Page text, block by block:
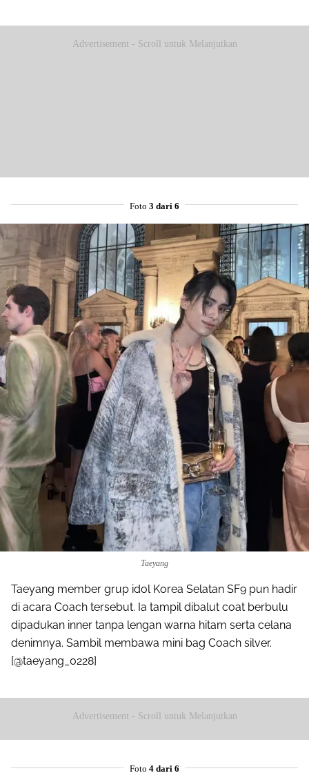
Advertisement - Scroll untuk Melanjutkan
Foto 3 dari 6
Taeyang
Taeyang member grup idol Korea Selatan SF9 pun hadir
di acara Coach tersebut. Ia tampil dibalut coat berbulu
dipadukan inner tanpa lengan warna hitam serta celana
denimnya. Sambil membawa mini bag Coach silver.
[@taeyang_0228]
Advertisement - Scroll untuk Melanjutkan
Foto 4 dari 6